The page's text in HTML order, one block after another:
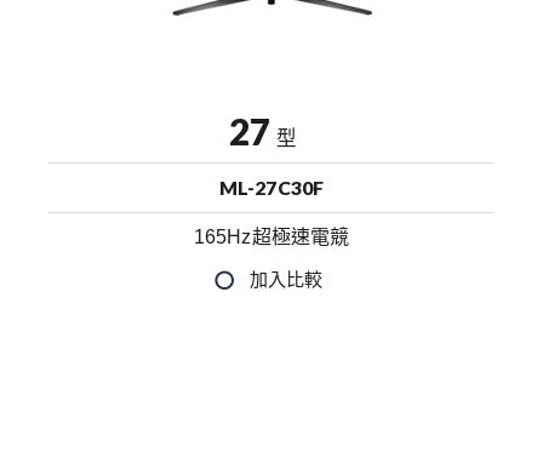
27 型
ML-27C30F
165Hz超極速電競